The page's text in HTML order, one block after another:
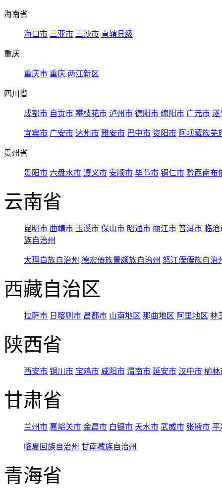
海南省
海口市 三亚市 三沙市 直辖县级
重庆
重庆市 重庆 两江新区
四川省
成都市 自贡市 攀枝花市 泸州市 德阳市 绵阳市 广元市 遂
宜宾市 广安市 达州市 雅安市 巴中市 资阳市 阿坝藏族羌
贵州省
贵阳市 六盘水市 遵义市 安顺市 毕节市 铜仁市 黔西南布
云南省
昆明市 曲靖市 玉溪市 保山市 昭通市 丽江市 普洱市 临
族自治州
大理白族自治州 德宏傣族景颇族自治州 怒江傈僳族自治
西藏自治区
拉萨市 日喀则市 昌都市 山南地区 那曲地区 阿里地区 林
陕西省
西安市 铜川市 宝鸡市 咸阳市 渭南市 延安市 汉中市 榆林
甘肃省
兰州市 嘉峪关市 金昌市 白银市 天水市 武威市 张掖市 平
临夏回族自治州 甘南藏族自治州
青海省